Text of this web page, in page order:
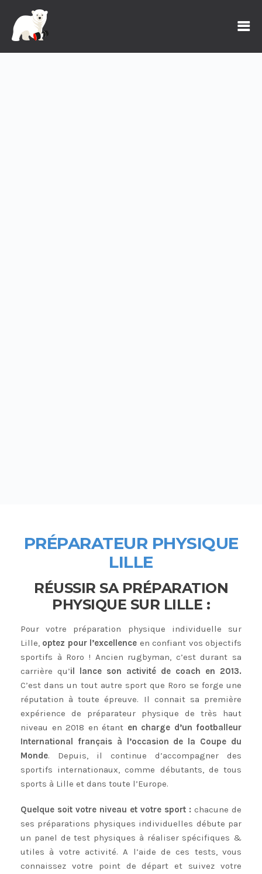
PRÉPARATEUR PHYSIQUE
LILLE
RÉUSSIR SA PRÉPARATION
PHYSIQUE SUR LILLE :
Pour votre préparation physique individuelle sur
Lille, optez pour l’excellence en confiant vos objectifs
sportifs à Roro ! Ancien rugbyman, c’est durant sa
carrière qu’il lance son activité de coach en 2013.
C’est dans un tout autre sport que Roro se forge une
réputation à toute épreuve. Il connait sa première
expérience de préparateur physique de très haut
niveau en 2018 en étant en charge d’un footballeur
International français à l’occasion de la Coupe du
Monde. Depuis, il continue d’accompagner des
sportifs internationaux, comme débutants, de tous
sports à Lille et dans toute l’Europe.
Quelque soit votre niveau et votre sport : chacune de
ses préparations physiques individuelles débute par
un panel de test physiques à réaliser spécifiques &
utiles à votre activité. A l’aide de ces tests, vous
connaissez votre point de départ et suivez votre